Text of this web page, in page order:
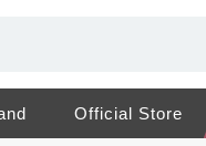
Official Store